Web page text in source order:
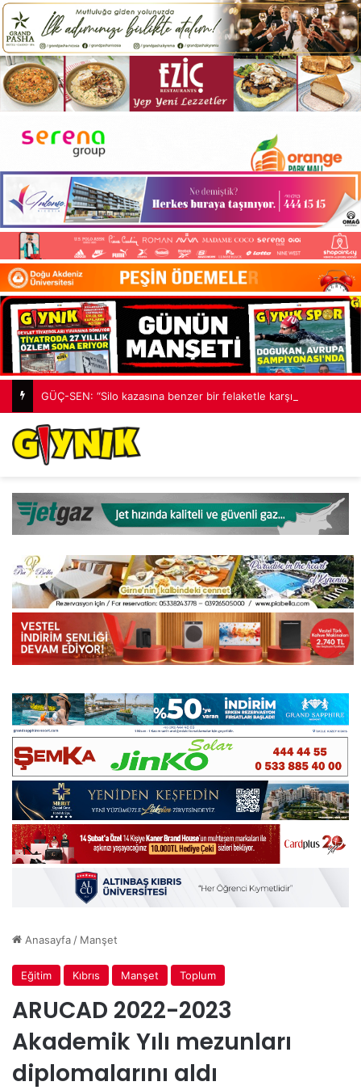
Anasayfa / Manşet
Eğitim Kıbrıs Manşet Toplum
ARUCAD 2022-2023
Akademik Yılı mezunları
diplomalarını aldı